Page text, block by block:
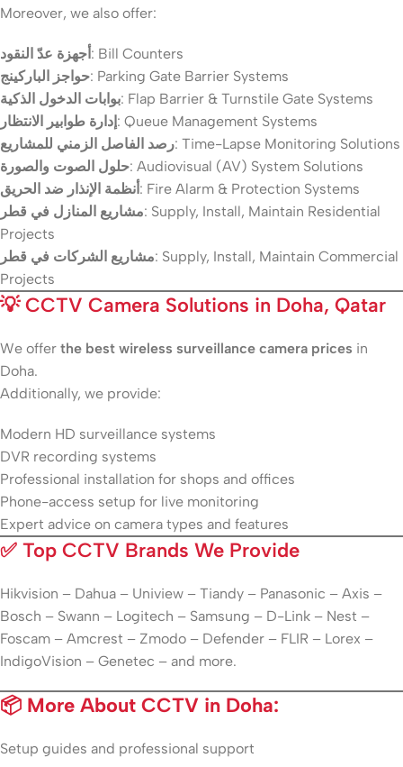
Moreover, we also offer:
أجهزة عدّ النقود: Bill Counters
حواجز الباركينج: Parking Gate Barrier Systems
بوابات الدخول الذكية: Flap Barrier & Turnstile Gate Systems
إدارة طوابير الانتظار: Queue Management Systems
رصد الفاصل الزمني للمشاريع: Time-Lapse Monitoring Solutions
حلول الصوت والصورة: Audiovisual (AV) System Solutions
أنظمة الإنذار ضد الحريق: Fire Alarm & Protection Systems
مشاريع المنازل في قطر: Supply, Install, Maintain Residential
Projects
مشاريع الشركات في قطر: Supply, Install, Maintain Commercial
Projects
💡CCTV Camera Solutions in Doha, Qatar
We offer the best wireless surveillance camera prices in
Doha.
Additionally, we provide:
Modern HD surveillance systems
DVR recording systems
Professional installation for shops and offices
Phone-access setup for live monitoring
Expert advice on camera types and features
✅ Top CCTV Brands We Provide
Hikvision – Dahua – Uniview – Tiandy – Panasonic – Axis –
Bosch – Swann – Logitech – Samsung – D-Link – Nest –
Foscam – Amcrest – Zmodo – Defender – FLIR – Lorex –
IndigoVision – Genetec – and more.
📦 More About CCTV in Doha:
Setup guides and professional support